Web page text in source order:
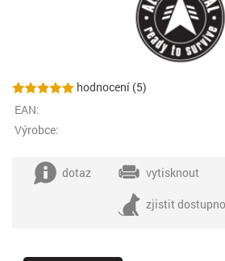
hodnocení (5)
EAN:
Výrobce:
dotaz vytisknout
zjistit